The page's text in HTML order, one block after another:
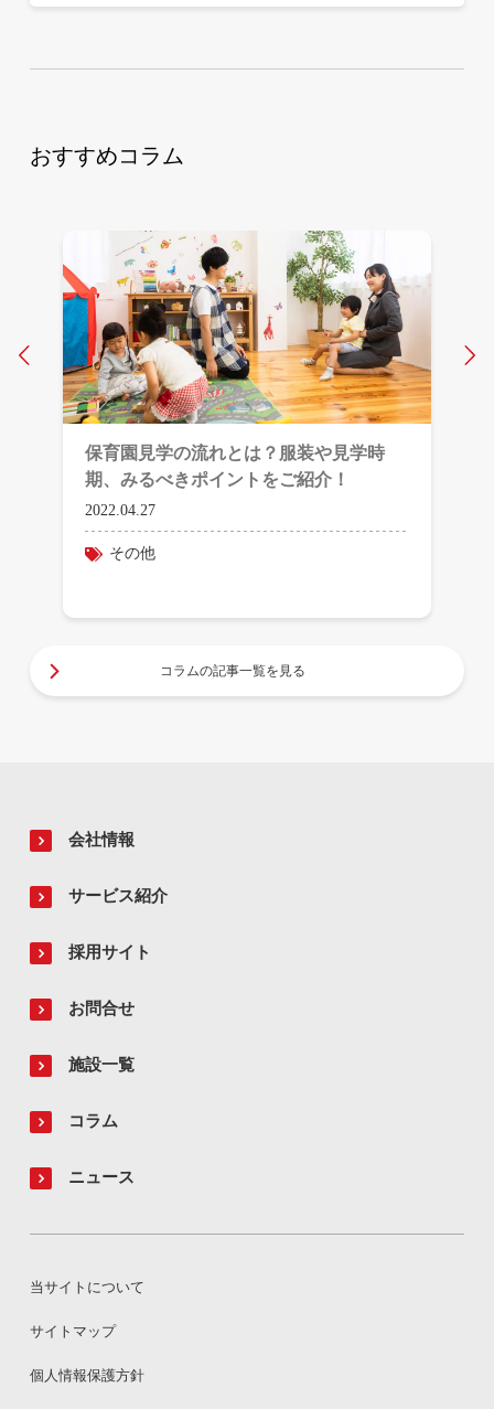
おすすめコラム
保育園見学の流れとは？服装や見学時
期、みるべきポイントをご紹介！
2022.04.27
その他
コラムの記事一覧を見る
会社情報
サービス紹介
採用サイト
お問合せ
施設一覧
コラム
ニュース
当サイトについて
サイトマップ
個人情報保護方針